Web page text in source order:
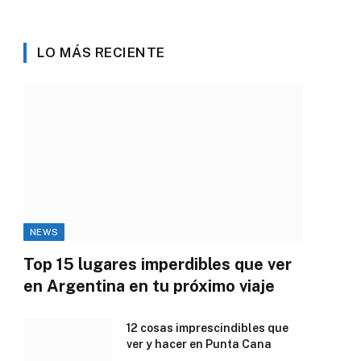
LO MÁS RECIENTE
NEWS
Top 15 lugares imperdibles que ver
en Argentina en tu próximo viaje
12 cosas imprescindibles que
ver y hacer en Punta Cana